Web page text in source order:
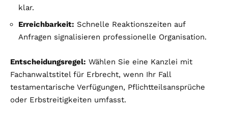
klar.
Erreichbarkeit: Schnelle Reaktionszeiten auf
Anfragen signalisieren professionelle Organisation.
Entscheidungsregel: Wählen Sie eine Kanzlei mit
Fachanwaltstitel für Erbrecht, wenn Ihr Fall
testamentarische Verfügungen, Pflichtteilsansprüche
oder Erbstreitigkeiten umfasst.